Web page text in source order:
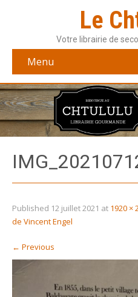
Le
Votre librairie de
Menu
Published 12 juillet 2021 at 1920 ×
de Vincent Engel
← Previous